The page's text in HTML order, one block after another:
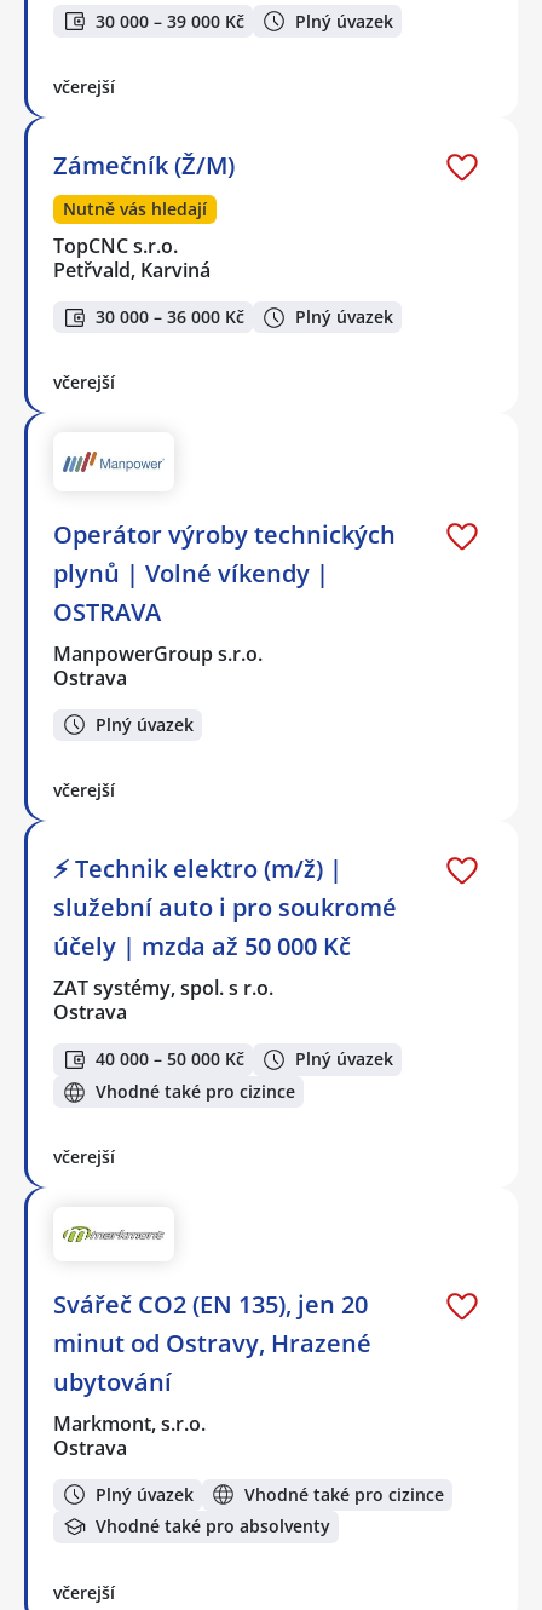
30 000 – 39 000 Kč Plný úvazek
včerejší
Zámečník (Ž/M)
Nutně vás hledají
TopCNC s.r.o.
Petřvald, Karviná
30 000 – 36 000 Kč Plný úvazek
včerejší
Operátor výroby technických
plynů | Volné víkendy |
OSTRAVA
ManpowerGroup s.r.o.
Ostrava
Plný úvazek
včerejší
⚡ Technik elektro (m/ž) |
služební auto i pro soukromé
účely | mzda až 50 000 Kč
ZAT systémy, spol. s r.o.
Ostrava
40 000 – 50 000 Kč
Plný úvazek
Vhodné také pro cizince
včerejší
Svářeč CO2 (EN 135), jen 20
minut od Ostravy, Hrazené
ubytování
Markmont, s.r.o.
Ostrava
Plný úvazek
Vhodné také pro cizince
Vhodné také pro absolventy
včerejší